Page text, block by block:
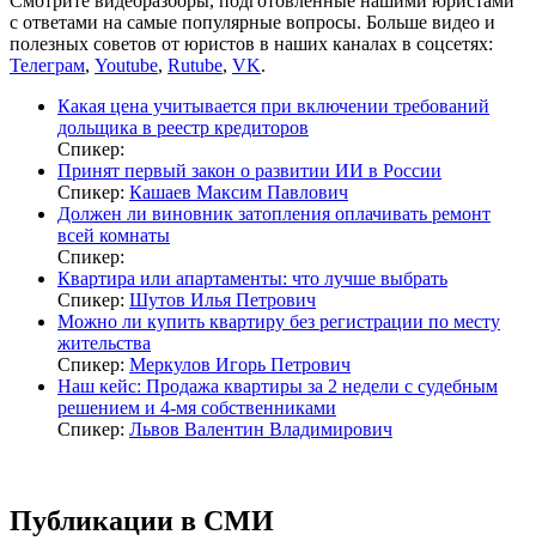
с ответами на самые популярные вопросы. Больше видео и
полезных советов от юристов в наших каналах в соцсетях:
Телеграм, Youtube, Rutube, VK.
Какая цена учитывается при включении требований
дольщика в реестр кредиторов
Спикер:
Принят первый закон о развитии ИИ в России
Спикер: Кашаев Максим Павлович
Должен ли виновник затопления оплачивать ремонт
всей комнаты
Спикер:
Квартира или апартаменты: что лучше выбрать
Спикер: Шутов Илья Петрович
Можно ли купить квартиру без регистрации по месту
жительства
Спикер: Меркулов Игорь Петрович
Наш кейс: Продажа квартиры за 2 недели с судебным
решением и 4-мя собственниками
Спикер: Львов Валентин Владимирович
Публикации в СМИ